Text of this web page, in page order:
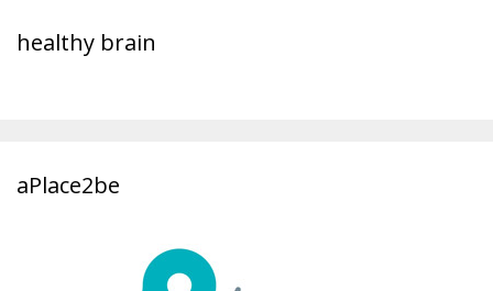
healthy brain
aPlace2be